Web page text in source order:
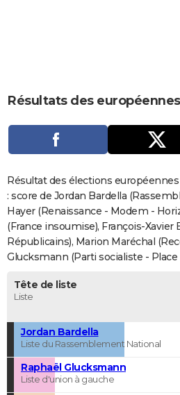
CARTE DE VOEUX
Carte de Noël
Carte Bonne année
Carte Saint-Valentin
Carte Pâques
Carte d'anniversaire
DICTIONNAIRE
Dictionnaire
Biographies
Citations
Expressions
Proverbes
PROGRAMME TV
COPAINS D'AVANT
S'inscrire
Se connecter
Lycées
Collèges
Primaires
Universités
Entreprises
Service militaire
Avis de recherche
AVIS DE DÉCÈS
FORUM
Résultats des
Résultat des élections
: score de Jordan Bardella
Hayer (Renaissance - Modem -
(France insoumise), François-Xavier
Républicains), Marion Maréchal
Glucksmann (Parti socialiste - Place
Tête de liste
Liste
Jordan Bardella
Liste du Rassemblement National
Raphaël Glucksmann
Liste d'union à gauche